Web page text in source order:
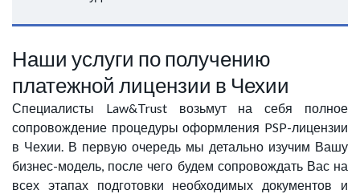
Наши услуги по получению
платежной лицензии в Чехии
Специалисты Law&Trust возьмут на себя полное
сопровождение процедуры оформления PSP-лицензии
в Чехии. В первую очередь мы детально изучим Вашу
бизнес-модель, после чего будем сопровождать Вас на
всех этапах подготовки необходимых документов и